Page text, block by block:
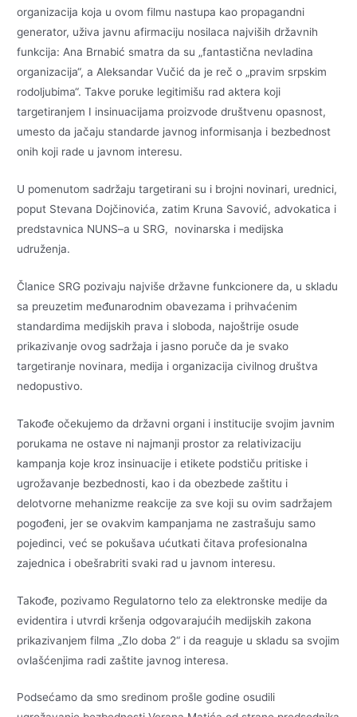
organizacija koja u ovom filmu nastupa kao propagandni
generator, uživa javnu afirmaciju nosilaca najviših državnih
funkcija: Ana Brnabić smatra da su „fantastična nevladina
organizacija“, a Aleksandar Vučić da je reč o „pravim srpskim
rodoljubima“. Takve poruke legitimišu rad aktera koji
targetiranjem I insinuacijama proizvode društvenu opasnost,
umesto da jačaju standarde javnog informisanja i bezbednost
onih koji rade u javnom interesu.
U pomenutom sadržaju targetirani su i brojni novinari, urednici,
poput Stevana Dojčinovića, zatim Kruna Savović, advokatica i
predstavnica NUNS–a u SRG, novinarska i medijska
udruženja.
Članice SRG pozivaju najviše državne funkcionere da, u skladu
sa preuzetim međunarodnim obavezama i prihvaćenim
standardima medijskih prava i sloboda, najoštrije osude
prikazivanje ovog sadržaja i jasno poruče da je svako
targetiranje novinara, medija i organizacija civilnog društva
nedopustivo.
Takođe očekujemo da državni organi i institucije svojim javnim
porukama ne ostave ni najmanji prostor za relativizaciju
kampanja koje kroz insinuacije i etikete podstiču pritiske i
ugrožavanje bezbednosti, kao i da obezbede zaštitu i
delotvorne mehanizme reakcije za sve koji su ovim sadržajem
pogođeni, jer se ovakvim kampanjama ne zastrašuju samo
pojedinci, već se pokušava ućutkati čitava profesionalna
zajednica i obešrabriti svaki rad u javnom interesu.
Takođe, pozivamo Regulatorno telo za elektronske medije da
evidentira i utvrdi kršenja odgovarajućih medijskih zakona
prikazivanjem filma „Zlo doba 2“ i da reaguje u skladu sa svojim
ovlašćenjima radi zaštite javnog interesa.
Podsećamo da smo sredinom prošle godine osudili